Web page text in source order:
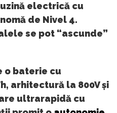
electrică cu
de Nivel 4.
se pot “ascunde”
o baterie cu
arhitectură la 800V și
ultrarapidă cu